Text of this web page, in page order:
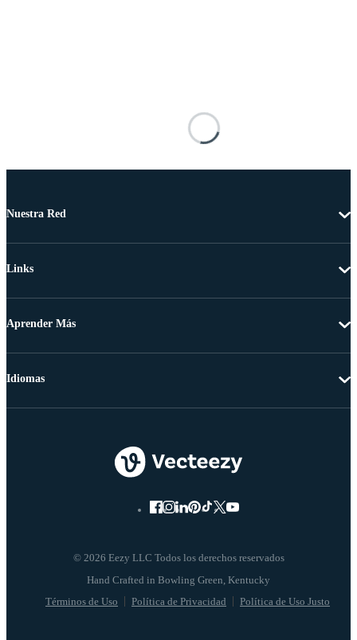
Nuestra Red
Links
Aprender Más
© 2026 Eezy LLC Todos los derechos reservados
Términos de Uso Política de Privacidad Política de Uso Justo
Idiomas